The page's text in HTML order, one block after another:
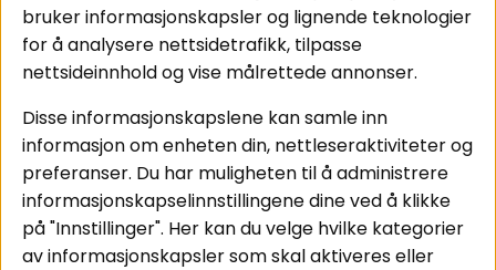
- Team BRL
Billyd
Lyd til hjemmet
Pakkeløsninger
Hva passer i bilen
Instagram
Facebook
Youtube
Tiktok
bruker informasjonskapsler og lignende teknologier
for å analysere nettsidetrafikk, tilpasse
nettsideinnhold og vise målrettede annonser.
Disse informasjonskapslene kan samle inn
informasjon om enheten din, nettleseraktiviteter og
preferanser. Du har muligheten til å administrere
informasjonskapselinnstillingene dine ved å klikke
på "Innstillinger". Her kan du velge hvilke kategorier
av informasjonskapsler som skal aktiveres eller